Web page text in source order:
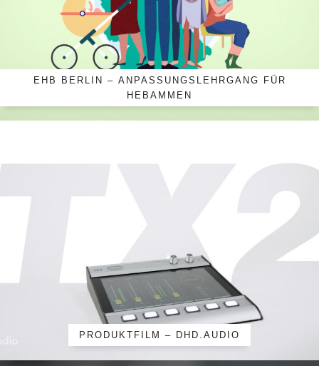
EHB BERLIN – ANPASSUNGSLEHRGANG FÜR
HEBAMMEN
PRODUKTFILM – DHD.AUDIO